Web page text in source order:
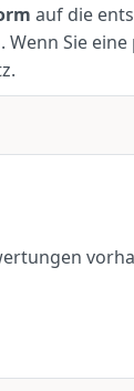
auf die
. Wenn Sie